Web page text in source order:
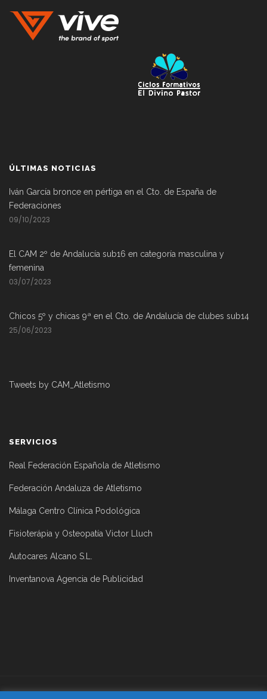
ÚLTIMAS NOTICIAS
Iván García bronce en pértiga en el Cto. de España de
Federaciones
09/10/2023
El CAM 2º de Andalucía sub16 en categoría masculina y
femenina
03/07/2023
Chicos 5º y chicas 9ª en el Cto. de Andalucía de clubes sub14
25/06/2023
Tweets by CAM_Atletismo
SERVICIOS
Real Federación Española de Atletismo
Federación Andaluza de Atletismo
Málaga Centro Clínica Podológica
Fisioterápia y Osteopatía Victor Lluch
Autocares Alcano S.L.
Inventanova Agencia de Publicidad